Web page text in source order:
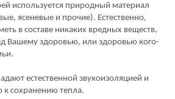
используется природный материал
ясеневые и прочие). Естественно,
в составе никаких вредных веществ,
Вашему здоровью, или здоровью кого-
естественной звукоизоляцией и
сохранению тепла.